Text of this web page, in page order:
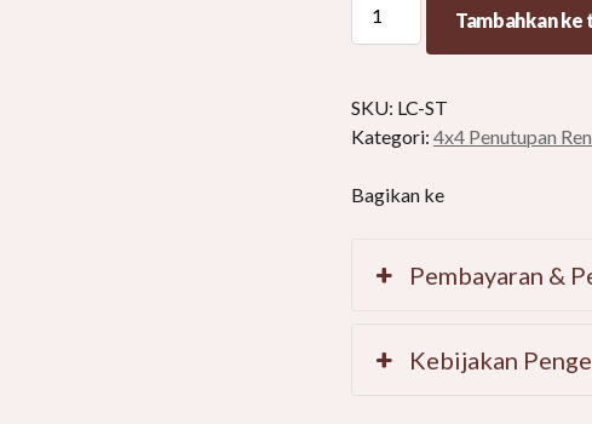
Penutupan
Renda
Rambut
kuantitas
Tambahkan ke
SKU: LC-ST
Kategori: 4x4 Penutupan
Bagikan ke
Pembayaran &
Kebijakan